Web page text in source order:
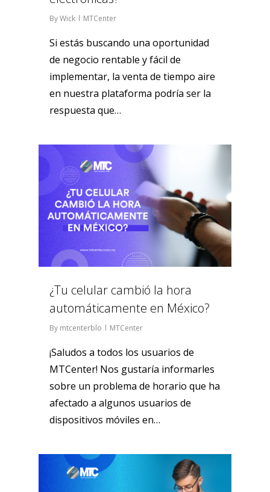
ByWick MTCenter
Si estás buscando una oportunidad
de negocio rentable y fácil de
implementar, la venta de tiempo aire
en nuestra plataforma podría ser la
respuesta que…
¿Tu celular cambió la hora
automáticamente en México?
By mtcenterblo MTCenter
¡Saludos a todos los usuarios de
MTCenter! Nos gustaría informarles
sobre un problema de horario que ha
afectado a algunos usuarios de
dispositivos móviles en…
0